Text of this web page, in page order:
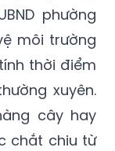
phường
môi trường
thời điểm
xuyên.
cây hay
chắt chiu từ